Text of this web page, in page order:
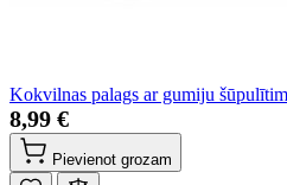
Kokvilnas palags ar gumiju
8,99 €
Pievienot grozam